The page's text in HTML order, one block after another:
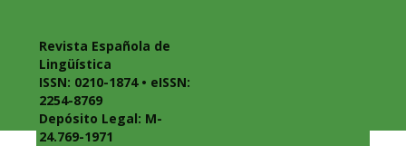
Revista Española de
Lingüística
ISSN: 0210-1874 • eISSN:
2254-8769
Depósito Legal: M-
24.769-1971